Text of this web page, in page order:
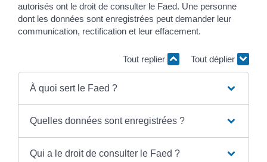
autorisés ont le droit de consulter le Faed. Une personne
dont les données sont enregistrées peut demander leur
communication, rectification et leur effacement.
Tout replier Tout déplier
À quoi sert le Faed ?
Quelles données sont enregistrées ?
Qui a le droit de consulter le Faed ?